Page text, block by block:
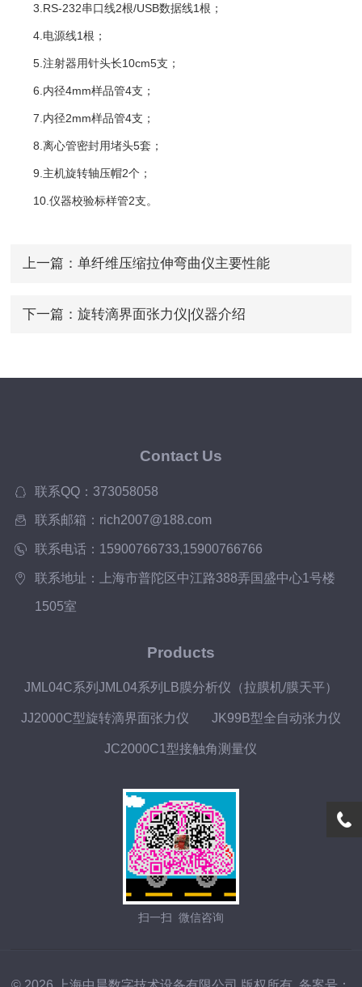
3.RS-232串口线2根/USB数据线1根；
4.电源线1根；
5.注射器用针头长10cm5支；
6.内径4mm样品管4支；
7.内径2mm样品管4支；
8.离心管密封用堵头5套；
9.主机旋转轴压帽2个；
10.仪器校验标样管2支。
上一篇： 单纤维压缩拉伸弯曲仪主要性能
下一篇： 旋转滴界面张力仪|仪器介绍
Contact Us
联系QQ：373058058
联系邮箱：rich2007@188.com
联系电话：15900766733,15900766766
联系地址：上海市普陀区中江路388弄国盛中心1号楼
1505室
Products
JML04C系列JML04系列LB膜分析仪（拉膜机/膜天平）
JJ2000C型旋转滴界面张力仪 JK99B型全自动张力仪
JC2000C1型接触角测量仪
扫一扫 微信咨询